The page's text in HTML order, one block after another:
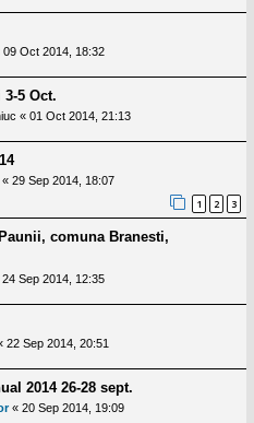
09 Oct 2014, 18:32
5 Oct.
« 01 Oct 2014, 21:13
« 29 Sep 2014, 18:07
1 2 3
comuna Branesti,
24 Sep 2014, 12:35
22 Sep 2014, 20:51
2014 26-28 sept.
« 20 Sep 2014, 19:09